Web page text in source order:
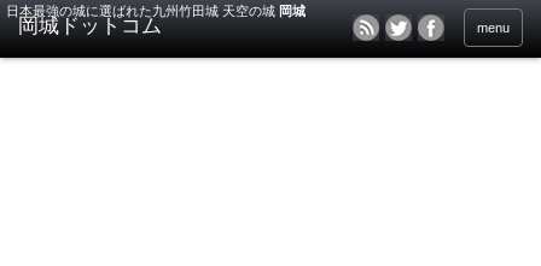
日本最強の城に選ばれた九州竹田城 天空の城 岡城
menu